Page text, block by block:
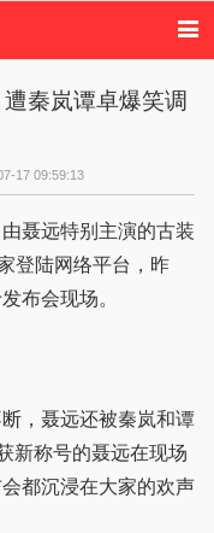
娱乐
欧美娱乐
星八卦
秦岚谭卓爆笑调
17 09:59:13
聂远特别主演的古装
登陆网络平台，昨
布会现场。
，聂远还被秦岚和谭
新称号的聂远在现场
都沉浸在大家的欢声